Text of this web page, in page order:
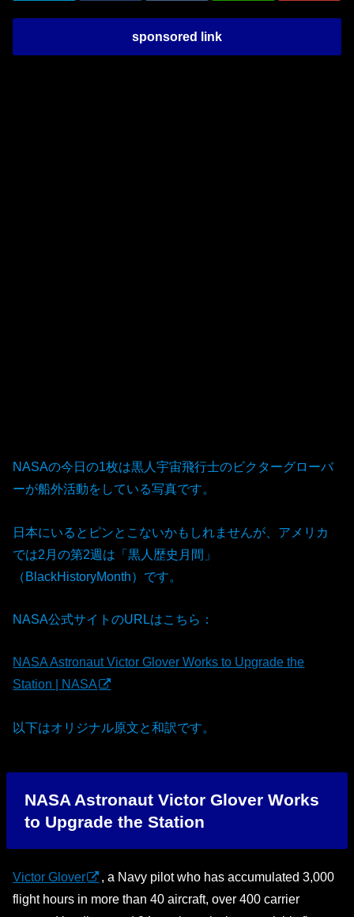
sponsored link
NASAの今日の1枚は黒人宇宙飛行士のビクターグローバ
ーが船外活動をしている写真です。
日本にいるとピンとこないかもしれませんが、アメリカ
では2月の第2週は「黒人歴史月間」
（BlackHistoryMonth）です。
NASA公式サイトのURLはこちら：
NASA Astronaut Victor Glover Works to Upgrade the
Station | NASA
以下はオリジナル原文と和訳です。
NASA Astronaut Victor Glover Works
to Upgrade the Station
Victor Glover
, a Navy pilot who has accumulated 3,000
flight hours in more than 40 aircraft, over 400 carrier